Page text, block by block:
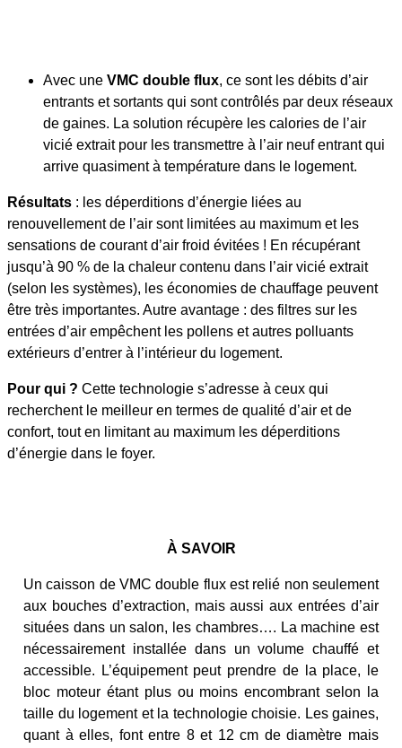
Avec une VMC double flux, ce sont les débits d’air
entrants et sortants qui sont contrôlés par deux réseaux
de gaines. La solution récupère les calories de l’air
vicié extrait pour les transmettre à l’air neuf entrant qui
arrive quasiment à température dans le logement.
Résultats : les déperditions d’énergie liées au
renouvellement de l’air sont limitées au maximum et les
sensations de courant d’air froid évitées ! En récupérant
jusqu’à 90 % de la chaleur contenu dans l’air vicié extrait
(selon les systèmes), les économies de chauffage peuvent
être très importantes. Autre avantage : des filtres sur les
entrées d’air empêchent les pollens et autres polluants
extérieurs d’entrer à l’intérieur du logement.
Pour qui ? Cette technologie s’adresse à ceux qui
recherchent le meilleur en termes de qualité d’air et de
confort, tout en limitant au maximum les déperditions
d’énergie dans le foyer.
À SAVOIR
Un caisson de VMC double flux est relié non seulement
aux bouches d’extraction, mais aussi aux entrées d’air
situées dans un salon, les chambres…. La machine est
nécessairement installée dans un volume chauffé et
accessible. L’équipement peut prendre de la place, le
bloc moteur étant plus ou moins encombrant selon la
taille du logement et la technologie choisie. Les gaines,
quant à elles, font entre 8 et 12 cm de diamètre mais